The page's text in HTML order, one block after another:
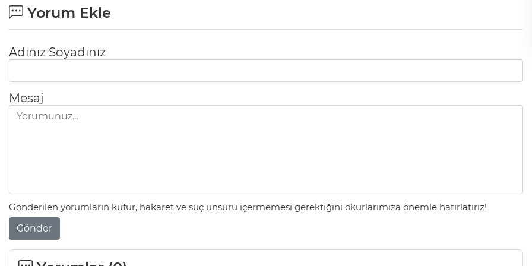
Yorum Ekle
Adınız Soyadınız
Mesaj
Gönderilen yorumların küfür, hakaret ve suç unsuru içermemesi gerektiğini okurlarımıza önemle hatırlatırız!
Gönder